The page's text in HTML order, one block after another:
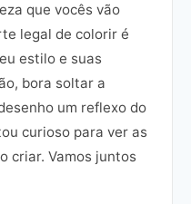
que vocês vão
legal de colorir é
estilo e suas
bora soltar a
um reflexo do
curioso para ver as
criar. Vamos juntos